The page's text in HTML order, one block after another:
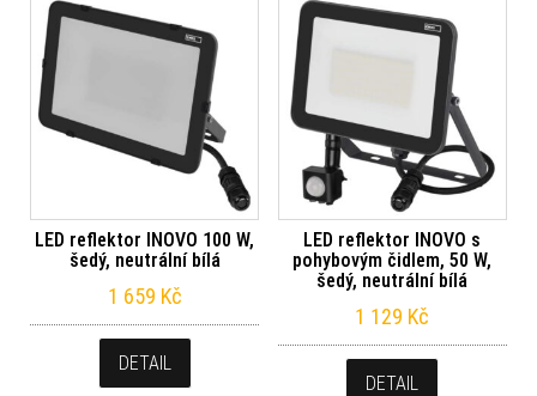
LED reflektor INOVO 100 W,
šedý, neutrální bílá
1 659 Kč
DETAIL
LED reflektor INOVO s
pohybovým čidlem, 50 W,
šedý, neutrální bílá
1 129 Kč
DETAIL